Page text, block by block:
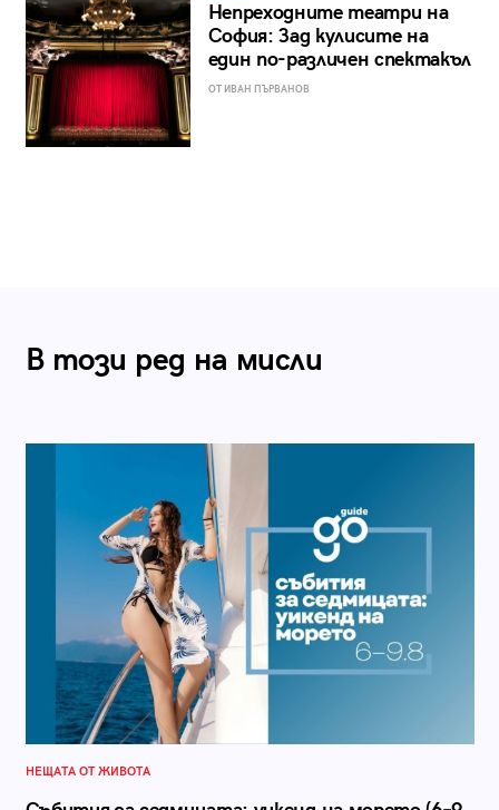
Непреходните театри на
София: Зад кулисите на
един по-различен спектакъл
ОТ ИВАН ПЪРВАНОВ
В този ред на мисли
НЕЩАТА ОТ ЖИВОТА